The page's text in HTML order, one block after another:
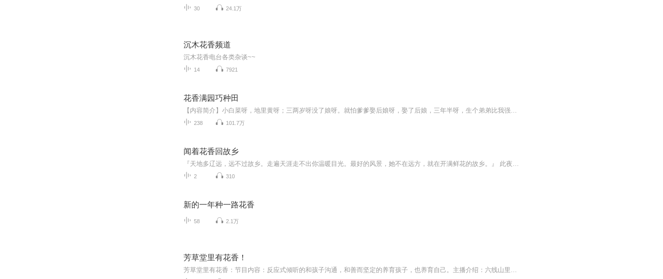
30 24.1万
沉木花香频道
沉木花香电台各类杂谈~~
14 7921
花香满园巧种田
【内容简介】小白菜呀，地里黄呀；三两岁呀没了娘呀。就怕爹爹娶后娘呀，娶了后娘，三年半呀，生个弟弟比我强呀。弟弟吃面，我喝汤呀，端起碗来泪汪汪呀。亲爹尚且如此，若这爹不是亲爹又该如何？亲娘早死，小白菜被虐待致死，才有了她华丽丽的穿越，可是...
238 101.7万
闻着花香回故乡
『天地多辽远，远不过故乡。走遍天涯走不出你温暖目光。最好的风景，她不在远方，就在开满鲜花的故乡。』 此夜曲中闻折柳，何人不起故园情。著名音乐人陈越先生一曲《闻着花香回故乡》，再次掀起了一场回望、回味和回向故园的风潮。一个热爱故乡的人，一定是一个深切热爱着土地、人民和祖国的人。这首作品不仅是一首思乡曲，更是一首感召天下游子反哺家乡、建设家乡和情归家乡的心灵绝响。
2 310
新的一年种一路花香
58 2.1万
芳草堂里有花香！
芳草堂里有花香：节目内容：反应式倾听的和孩子沟通，和善而坚定的养育孩子，也养育自己。主播介绍：六线山里的芳草，一路在三线城市热爱生活着，一路有笑有泪有成长，幽幽芳草堂里有花香！适合人群：青春期娃的麻麻们你将收获：和善而坚定的沟通方式！